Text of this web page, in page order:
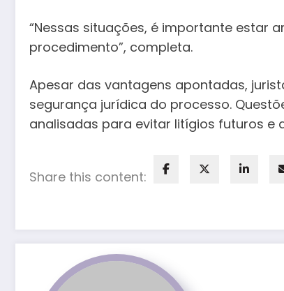
“Nessas situações, é importante estar
procedimento”, completa.
Apesar das vantagens apontadas,
segurança jurídica do processo.
analisadas para evitar litígios futuros e
Share this content: